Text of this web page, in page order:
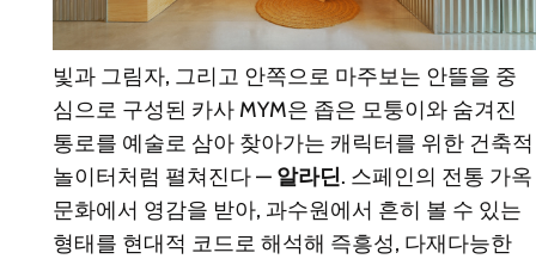
빛과 그림자, 그리고 안쪽으로 마주보는 안뜰을 중
심으로 구성된 카사 MYM은 좁은 모퉁이와 숨겨진
통로를 예술로 삼아 찾아가는 캐릭터를 위한 건축적
놀이터처럼 펼쳐진다 — 알라딘. 스페인의 전통 가옥
문화에서 영감을 받아, 과수원에서 흔히 볼 수 있는
형태를 현대적 코드로 해석해 즉흥성, 다재다능한